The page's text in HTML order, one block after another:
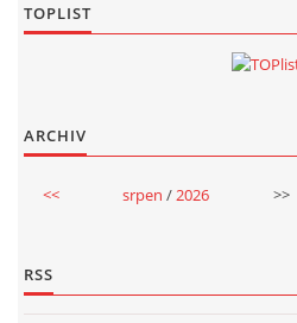
TOPLIST
ARCHIV
<< srpen / 2026 >>
RSS